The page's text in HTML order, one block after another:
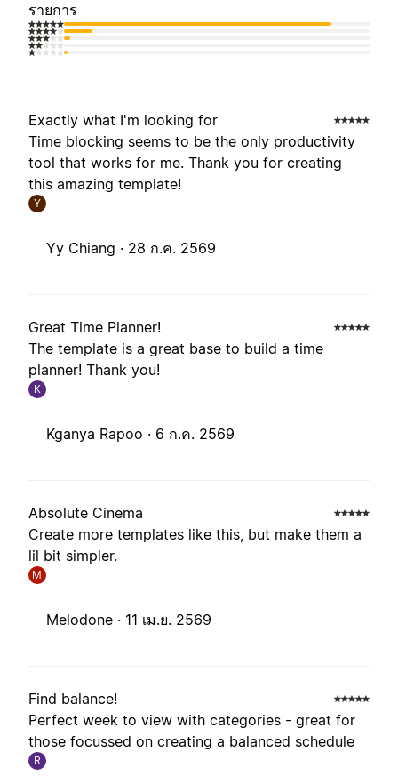
รายการ
Exactly what I'm looking for
Time blocking seems to be the only productivity
tool that works for me. Thank you for creating
this amazing template!
Y
Yy Chiang · 28 ก.ค. 2569
Great Time Planner!
The template is a great base to build a time
planner! Thank you!
K
Kganya Rapoo · 6 ก.ค. 2569
Absolute Cinema
Create more templates like this, but make them a
lil bit simpler.
M
Melodone · 11 เม.ย. 2569
Find balance!
Perfect week to view with categories - great for
those focussed on creating a balanced schedule
R